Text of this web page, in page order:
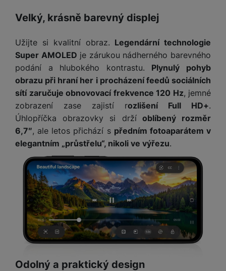
Velký, krásně barevný displej
Užijte si kvalitní obraz. Legendární technologie
Super AMOLED je zárukou nádherného barevného
podání a hlubokého kontrastu. Plynulý pohyb
obrazu při hraní her i procházení feedů sociálních
sítí zaručuje obnovovací frekvence 120 Hz, jemné
zobrazení zase zajistí rozlišení Full HD+.
Úhlopříčka obrazovky si držíoblíbený rozměr
6,7″, ale letos přichází s předním fotoaparátem v
elegantním „průstřelu“, nikoli ve výřezu.
Odolný a praktický design